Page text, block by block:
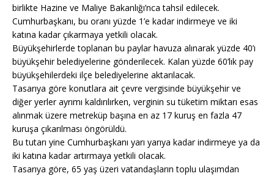
birlikte Hazine ve Maliye Bakanlığı’nca tahsil edilecek.
Cumhurbaşkanı, bu oranı yüzde 1’e kadar indirmeye ve iki
katına kadar çıkarmaya yetkili olacak.
Büyükşehirlerde toplanan bu paylar havuza alınarak yüzde 40’ı
büyükşehir belediyelerine gönderilecek. Kalan yüzde 60’lık pay
büyükşehilerdeki ilçe belediyelerine aktarılacak.
Tasarıya göre konutlara ait çevre vergisinde büyükşehir ve
diğer yerler ayrımı kaldırılırken, verginin su tüketim miktarı esas
alınmak üzere metreküp başına en az 17 kuruş en fazla 47
kuruşa çıkarılması öngörüldü.
Bu tutarı yine Cumhurbaşkanı yarı yarıya kadar indirmeye ya da
iki katına kadar artırmaya yetkili olacak.
Tasarıya göre, 65 yaş üzeri vatandaşların toplu ulaşımdan